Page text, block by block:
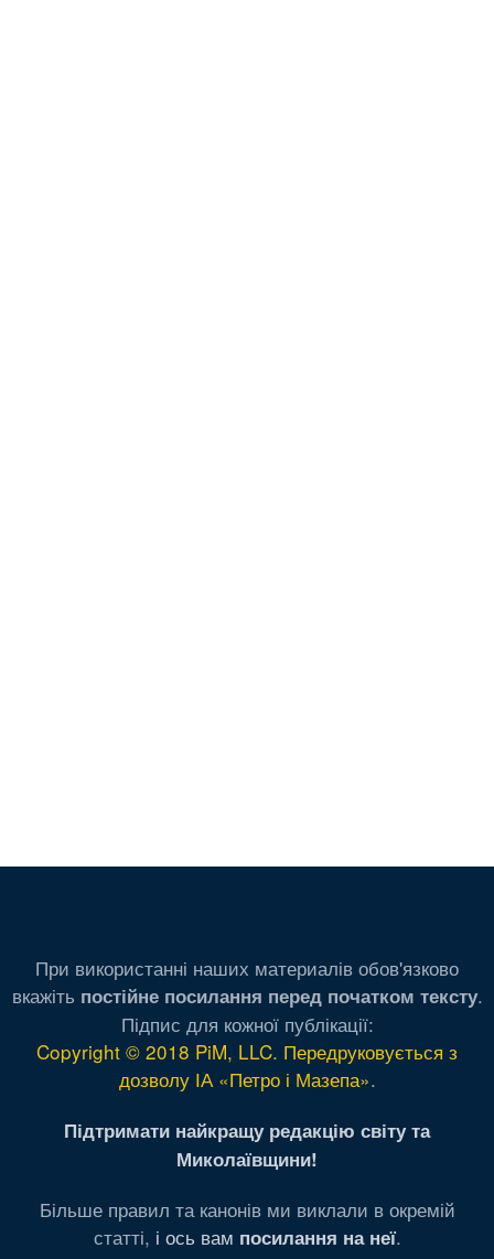
При використанні наших материалів обов'язково
вкажіть постійне посилання перед початком тексту.
Підпис для кожної публікації:
Copyright © 2018 PiM, LLC. Передруковується з
дозволу ІА «Петро і Мазепа».
Підтримати найкращу редакцію світу та
Миколаївщини!
Більше правил та канонів ми виклали в окремій
статті, і ось вам посилання на неї.